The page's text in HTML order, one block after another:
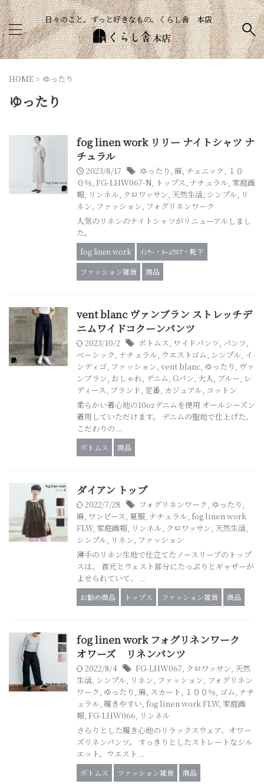
日々のこと。ずっと好きなもの。くらし舎 本店
HOME > ゆったり
ゆったり
fog linen work リリー ナイトシャツ ナ
チュラル
2023/8/17 ゆったり , 麻, チェニック, １０
０％, FG-LHW067-N, トップス, ナチュラル, 家庭画
報, リンネル, クロワッサン, 天然生活, シンプル, リ
ネン, ファッション, フォグリネンワーク
人気のリネンのナイトシャツがリニューアルしまし
た。
fog linen work
ｲﾝﾅｰ・ﾙｰﾑｳｴｱ・靴下
ファッション雑貨
商品
vent blanc ヴァンブラン ストレッチデ
ニムワイドコクーンパンツ
2023/10/2 ボトムス, ワイドパンツ, パンツ,
ベーシック, ナチュラル, ウエストゴム, シンプル, イ
ンディゴ, ファッション, vent blanc, ゆったり , ヴァ
ンブラン, おしゃれ, デニム, Gパン, 大人, ブルー, レ
ディース, ブランド, 定番, カジュアル, コットン
柔らかい着心地の10ozデニムを使用 オールシーズン
着用していただけます。 デニムの聖地で仕上げた、
こだわりの ...
ボトムス 商品
ダイアン トップ
2022/7/28 フォグリネンワーク, ゆったり ,
麻, ワンピース, 夏服, ナチュラル, fog linen work
FLW, 家庭画報, リンネル, クロワッサン, 天然生活,
シンプル, リネン, ファッション
薄手のリネン生地で仕立てたノースリーブのトップ
スは、 首元とウェスト部分にたっぷりとギャザーが
よせられていて、 ...
お勧め商品 トップス ファッション雑貨 商品
fog linen work フォグリネンワーク
オワーズ リネンパンツ
2022/8/4 FG-LHW067, クロワッサン, 天然
生活, シンプル, リネン, ファッション, フォグリネン
ワーク, ゆったり , 麻, スカート, １００％, ゴム, ナチ
ュラル, 履きやすい, fog linen work FLW, 家庭画
報, FG-LHW066, リンネル
さらりとした履き心地のリラックスウェア、オワー
ズリネンパンツ。 すっきりとしたストレートなシル
エット。ウエスト ...
ボトムス ファッション雑貨 商品